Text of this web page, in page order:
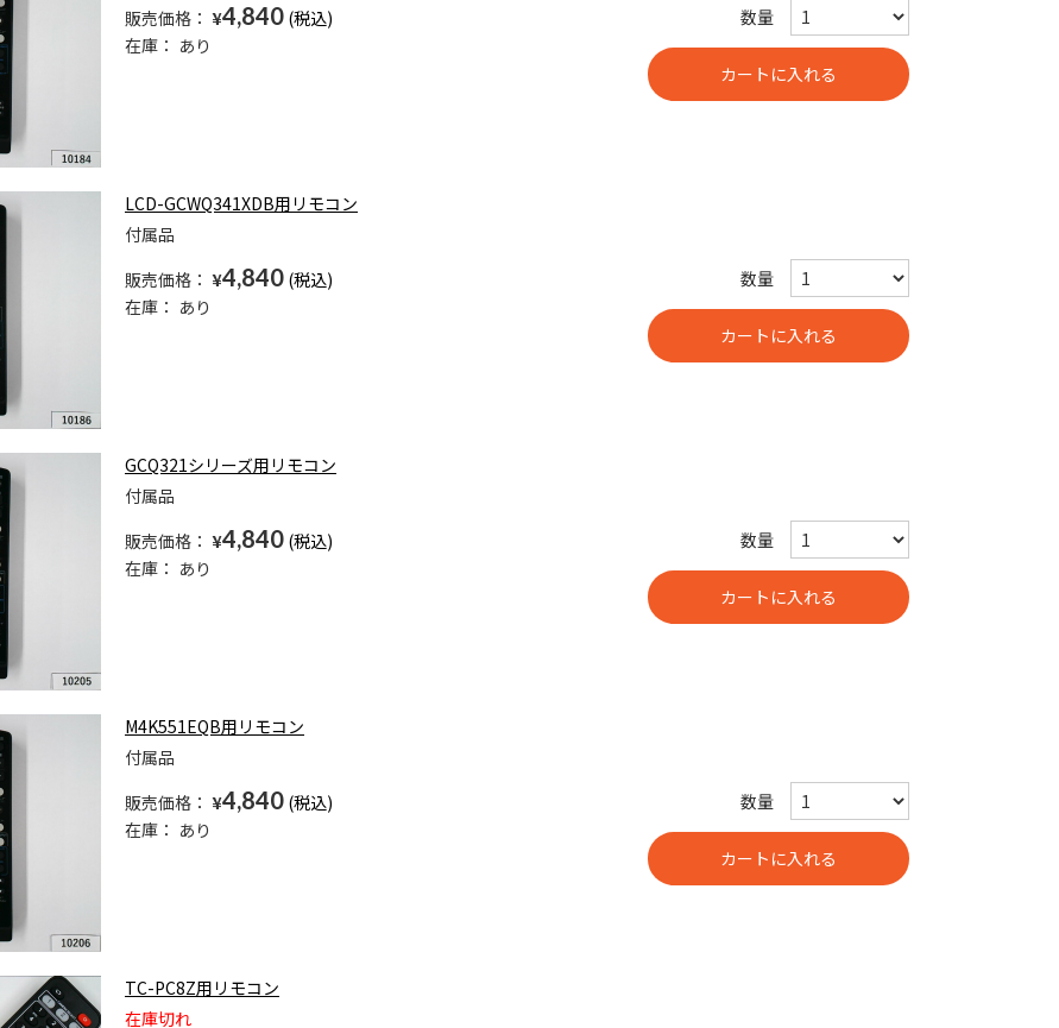
販売価格： ¥4,840
在庫： あり
数量
LCD-GCWQ341XDB用リモコン
付属品
販売価格： ¥4,840
在庫： あり
数量
GCQ321シリーズ用リモコン
付属品
販売価格： ¥4,840
在庫： あり
数量
M4K551EQB用リモコン
付属品
販売価格： ¥4,840
在庫： あり
数量
TC-PC8Z用リモコン
在庫切れ